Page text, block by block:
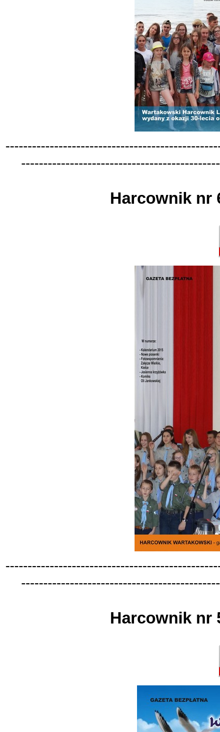
------------------------------------------------
---------------------------------------------
Harcownik nr
------------------------------------------------
---------------------------------------------
Harcownik nr